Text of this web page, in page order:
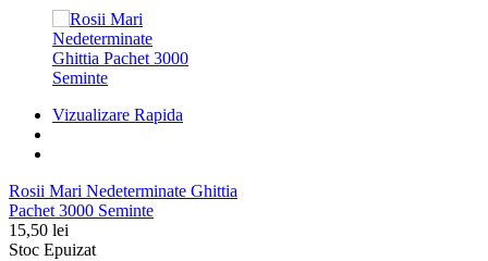
fost:
12,99 lei.
9,99 lei.
Vizualizare Rapida
Rosii Mari Nedeterminate Ghittia
Pachet 3000 Seminte
15,50 lei
Stoc Epuizat